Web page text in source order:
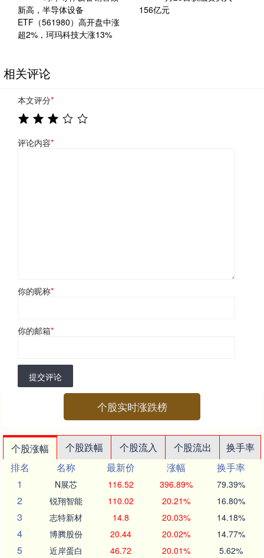
新高，半导体设备
ETF（561980）高开盘中涨
超2%，珂玛科技大涨13%
156亿元
相关评论
本文评分*
评论内容*
你的昵称*
你的邮箱*
提交评论
个股实时涨跌榜
个股涨幅 个股跌幅 个股流入 个股流出
换手率
排名
名称 最新价 涨幅
换手率
1
N展芯 116.52 396.89% 79.39%
2 锐翔智能 110.02 20.21% 16.80%
3 志特新材 14.8 20.03% 14.18%
4 博腾股份 20.44 20.02% 14.77%
5 近岸蛋白 46.72 20.01% 5.62%